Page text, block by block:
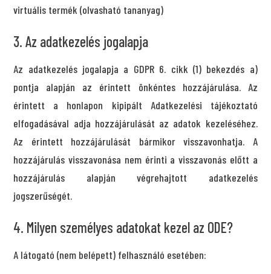
virtuális termék (olvasható tananyag)
3. Az adatkezelés jogalapja
Az adatkezelés jogalapja a GDPR 6. cikk (1) bekezdés a)
pontja alapján az érintett önkéntes hozzájárulása. Az
érintett a honlapon kipipált Adatkezelési tájékoztató
elfogadásával adja hozzájárulását az adatok kezeléséhez.
Az érintett hozzájárulását bármikor visszavonhatja. A
hozzájárulás visszavonása nem érinti a visszavonás előtt a
hozzájárulás alapján végrehajtott adatkezelés
jogszerűségét.
4. Milyen személyes adatokat kezel az ODE?
A látogató (nem belépett) felhasználó esetében: